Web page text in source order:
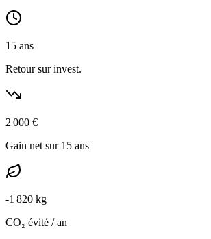
15 ans
Retour sur invest.
2 000 €
Gain net sur 15 ans
-1 820 kg
CO₂ évité / an